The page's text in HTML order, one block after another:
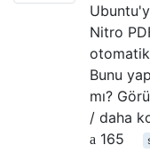
Nitro
otomatik
Bunu
mı?
/ daha
165